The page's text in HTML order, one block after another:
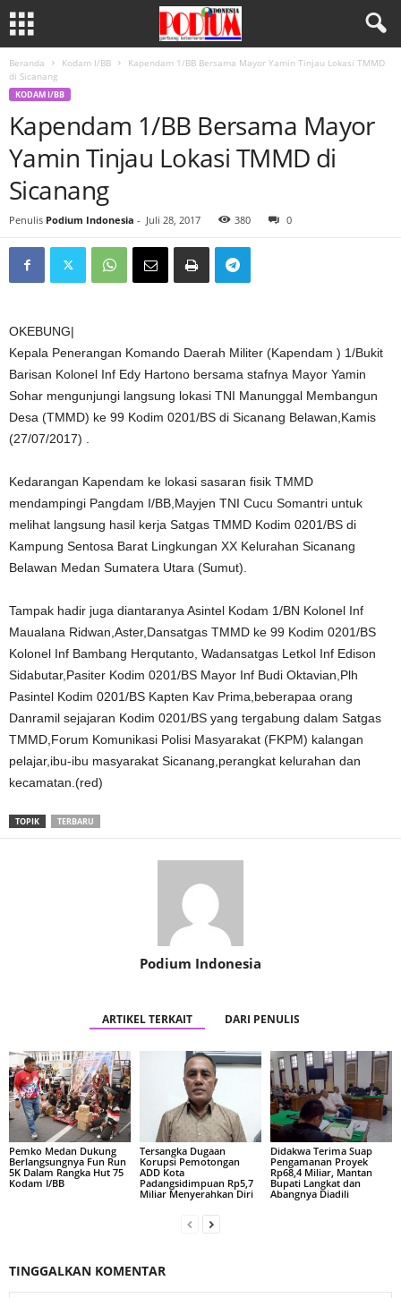
Beranda Kodam I/BB
Kapendam 1/BB Bersama Mayor Yamin Tinjau Lokasi TMMD
di Sicanang
KODAM I/BB
Kapendam 1/BB Bersama Mayor
Yamin Tinjau Lokasi TMMD di
Sicanang
Penulis Podium Indonesia - Juli 28, 2017 380 0
OKEBUNG|
Kepala Penerangan Komando Daerah Militer (Kapendam ) 1/Bukit
Barisan Kolonel Inf Edy Hartono bersama stafnya Mayor Yamin
Sohar mengunjungi langsung lokasi TNI Manunggal Membangun
Desa (TMMD) ke 99 Kodim 0201/BS di Sicanang Belawan,Kamis
(27/07/2017) .
Kedarangan Kapendam ke lokasi sasaran fisik TMMD
mendampingi Pangdam I/BB,Mayjen TNI Cucu Somantri untuk
melihat langsung hasil kerja Satgas TMMD Kodim 0201/BS di
Kampung Sentosa Barat Lingkungan XX Kelurahan Sicanang
Belawan Medan Sumatera Utara (Sumut).
Tampak hadir juga diantaranya Asintel Kodam 1/BN Kolonel Inf
Maualana Ridwan,Aster,Dansatgas TMMD ke 99 Kodim 0201/BS
Kolonel Inf Bambang Herqutanto, Wadansatgas Letkol Inf Edison
Sidabutar,Pasiter Kodim 0201/BS Mayor Inf Budi Oktavian,Plh
Pasintel Kodim 0201/BS Kapten Kav Prima,beberapaa orang
Danramil sejajaran Kodim 0201/BS yang tergabung dalam Satgas
TMMD,Forum Komunikasi Polisi Masyarakat (FKPM) kalangan
pelajar,ibu-ibu masyarakat Sicanang,perangkat kelurahan dan
kecamatan.(red)
TOPIK TERBARU
Podium Indonesia
ARTIKEL TERKAIT DARI PENULIS
Pemko Medan Dukung
Berlangsungnya Fun Run
5K Dalam Rangka Hut 75
Kodam I/BB
Tersangka Dugaan
Korupsi Pemotongan
ADD Kota
Padangsidimpuan Rp5,7
Miliar Menyerahkan Diri
Didakwa Terima Suap
Pengamanan Proyek
Rp68,4 Miliar, Mantan
Bupati Langkat dan
Abangnya Diadili
TINGGALKAN KOMENTAR